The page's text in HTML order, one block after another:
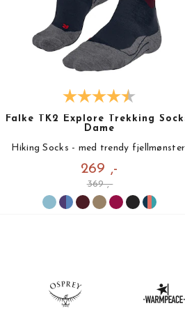
Falke TK2 Explore Trekking
Dame
Hiking Socks - med trendy
269 ,-
369 ,-